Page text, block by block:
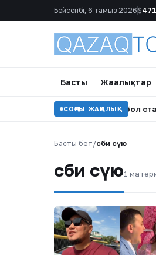
Бейсенбі, 6 тамыз 2026 $
Басты Жаңалықтар
СОҢҒЫ ЖАҢАЛЫҚ
мың орындық жаңа футбол
Басты бет/сәби сүю
сәби сүю1